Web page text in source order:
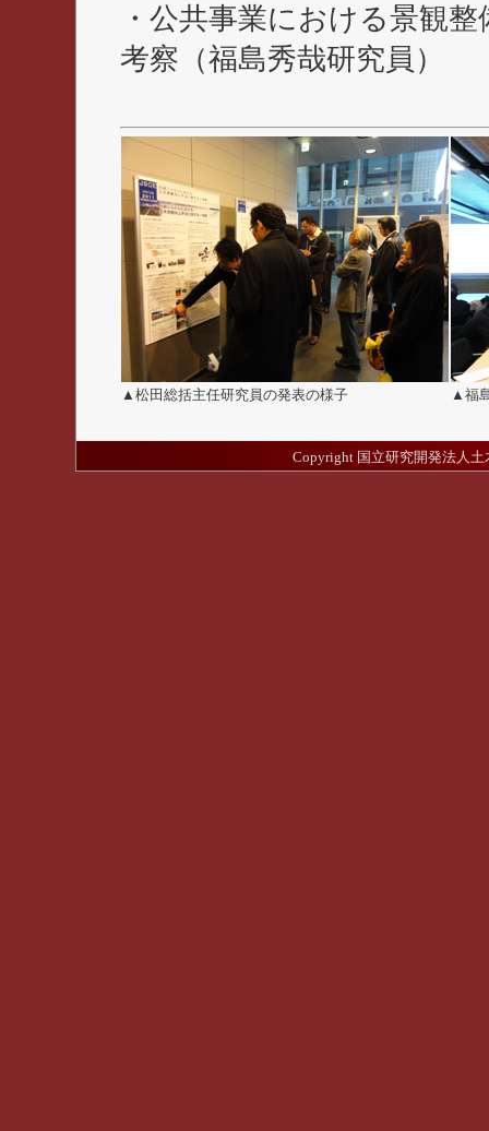
・公共事業における景観
考察（福島秀哉研究員）
▲松田総括主任研究員の発表の様子 ▲福
Copyright 国立研究開発法人